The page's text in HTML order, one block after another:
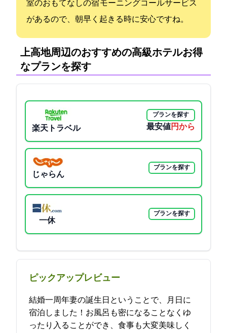
室のおもてなしの宿 モーニングコールサービス
があるので、朝早く起きる時に安心ですね。
上高地周辺のおすすめの高級ホテル:お得
なプランを探す
楽天トラベル
プランを探す
最安値12100円から
じゃらん
プランを探す
一休
プランを探す
ピックアップレビュー
結婚一周年+妻の誕生日ということで、9月12日に
宿泊しました！お風呂も密になることなくゆ
ったり入ることができ、食事も大変美味しく